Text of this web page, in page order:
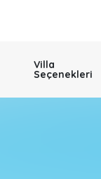
Villa
Seçenekleri